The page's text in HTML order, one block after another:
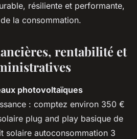
résiliente et performante,
la consommation.
rentabilité et
photovoltaïques
: comptez environ 350 €
plug and play basique de
solaire autoconsommation 3